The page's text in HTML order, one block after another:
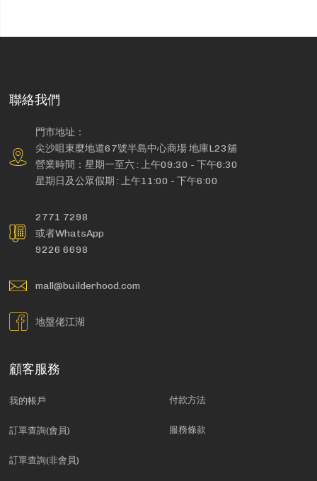
聯絡我們
門市地址：
尖沙咀東麼地道67號半島中心商場 地庫L23舖
營業時間：星期一至六 : 上午09:30 - 下午6:30
星期日及公眾假期 : 上午11:00 - 下午6:00
2771 7298
或者WhatsApp
9226 6698
mall@builderhood.com
地盤佬江湖
顧客服務
我的帳戶
訂單查詢(會員)
訂單查詢(非會員)
付款方法
服務條款